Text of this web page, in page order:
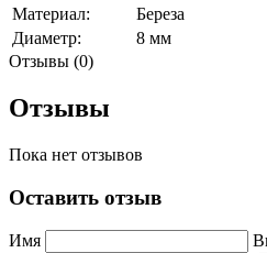
Материал:
Береза
Диаметр:
8 мм
Отзывы (0)
Отзывы
Пока нет отзывов
Оставить отзыв
Имя